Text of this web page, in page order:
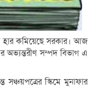
হার কমিয়েছে সরকার। আজ
অভ্যন্তরীণ সম্পদ বিভাগ এ
স্কিমে মুনাফার